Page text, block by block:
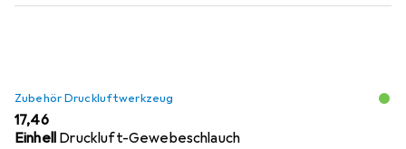
Zubehör Druckluftwerkzeug
EUR
17,46
Einhell Druckluft-Gewebeschlauch